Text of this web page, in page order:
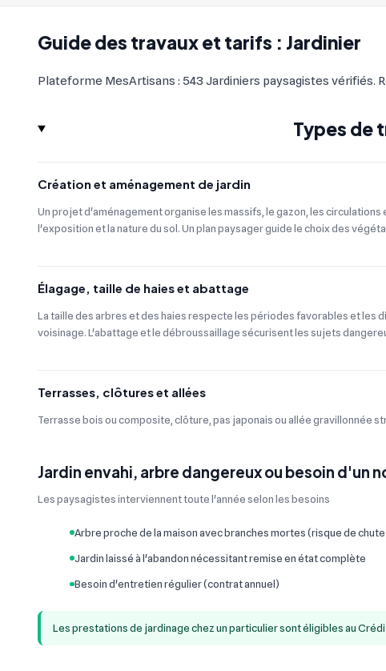
Guide des travaux et tarifs : Jardinier
Plateforme MesArtisans : 543 Jardiniers paysagistes vérifiés.
Types de
Création et aménagement de jardin
Un projet d'aménagement organise les massifs, le gazon, les circulations
l'exposition et la nature du sol. Un plan paysager guide le choix des
Élagage, taille de haies et abattage
La taille des arbres et des haies respecte les périodes favorables et les
voisinage. L'abattage et le débroussaillage sécurisent les sujets
Terrasses, clôtures et allées
Terrasse bois ou composite, clôture, pas japonais ou allée gravillonnée
Jardin envahi, arbre dangereux ou besoin d'un
Les paysagistes interviennent toute l'année selon les besoins
Arbre proche de la maison avec branches mortes (risque de
Jardin laissé à l'abandon nécessitant remise en état complète
Besoin d'entretien régulier (contrat annuel)
Les prestations de jardinage chez un particulier sont éligibles au